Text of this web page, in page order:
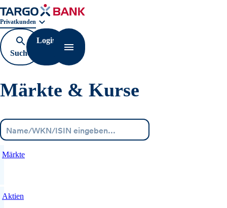
Geschäftsbereichnavigation. Aktuelle Auswahl:
Privatkunden
Suche
öffnen
Login
Navigation öffnen
Märkte & Kurse
Märkte
Aktien